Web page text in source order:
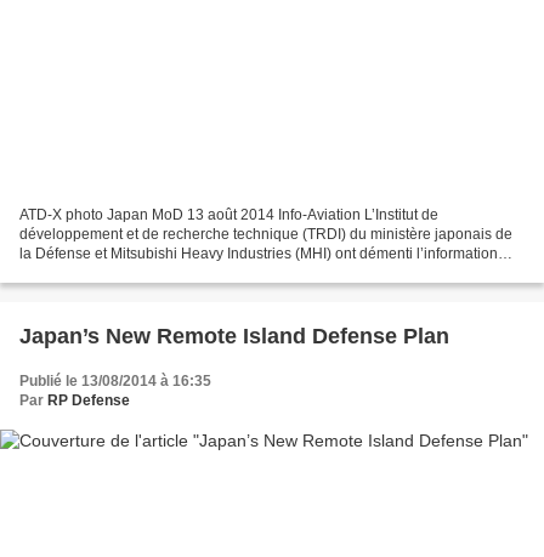
ATD-X photo Japan MoD 13 août 2014 Info-Aviation L’Institut de
développement et de recherche technique (TRDI) du ministère japonais de
la Défense et Mitsubishi Heavy Industries (MHI) ont démenti l’information
Japan’s New Remote Island Defense Plan
Publié le 13/08/2014 à 16:35
Par RP Defense